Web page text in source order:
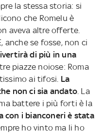
la stessa storia: si
che Romelu è
aveva altre offerte.
anche se fosse, non ci
di più in una
piazze noiose: Roma
ai tifosi. La
non ci sia andato . La
battere i più forti è la
con i bianconeri è stata
ho vinto ma li ho